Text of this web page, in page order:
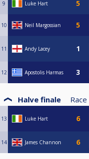
9 Luke Hart
10 Neil Margossian
11 Andy Lacey
12 Apostolis Harmas
Halve finale
13 Luke Hart
14 James Channon